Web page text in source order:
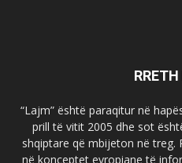
“Lajm” është paraqitur në
prill të vitit 2005 dhe sot
shqiptare që mbijeton në
në konceptet evropiane të